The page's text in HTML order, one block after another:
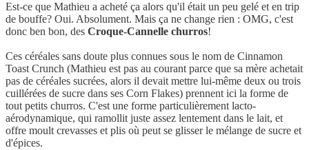
Est-ce que Mathieu a acheté ça alors qu'il était un peu gelé et en trip
de bouffe? Oui. Absolument. Mais ça ne change rien : OMG, c'est
donc ben bon, des Croque-Cannelle churros!
Ces céréales sans doute plus connues sous le nom de Cinnamon
Toast Crunch (Mathieu est pas au courant parce que sa mère achetait
pas de céréales sucrées, alors il devait mettre lui-même deux ou trois
cuillérées de sucre dans ses Corn Flakes) prennent ici la forme de
tout petits churros. C'est une forme particulièrement lacto-
aérodynamique, qui ramollit juste assez lentement dans le lait, et
offre moult crevasses et plis où peut se glisser le mélange de sucre et
d'épices.